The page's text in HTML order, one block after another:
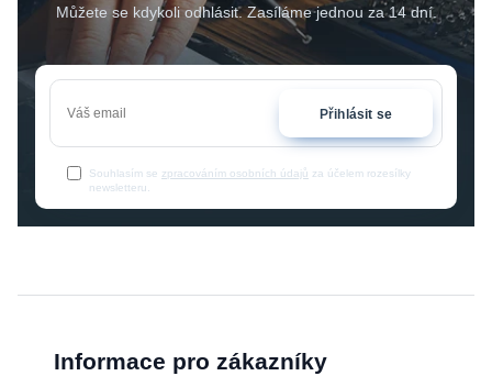
Můžete se kdykoli odhlásit. Zasíláme jednou za 14 dní.
Přihlásit se
Souhlasím se zpracováním osobních údajů za účelem rozesílky
newsletteru.
Informace pro zákazníky